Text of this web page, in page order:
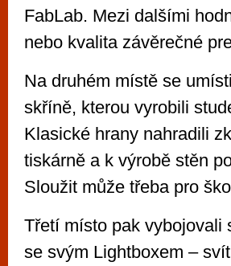
FabLab. Mezi dalšími
nebo kvalita závěrečné
Na druhém místě se
skříně, kterou vyrobili
Klasické hrany nahradili
tiskárně a k výrobě stěn
Sloužit může třeba pro
Třetí místo pak vybojovali
se svým Lightboxem –